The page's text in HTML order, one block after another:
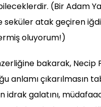
(Bir Adam
seküler atak geçiren
oluyorum!)
bakarak, Necip
anlamı çıkarılmasın
idrak galatını,